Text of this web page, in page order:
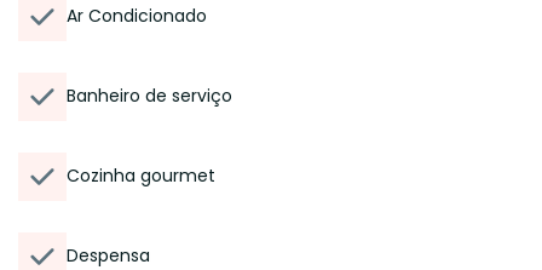
Ar Condicionado
Banheiro de serviço
Cozinha gourmet
Despensa